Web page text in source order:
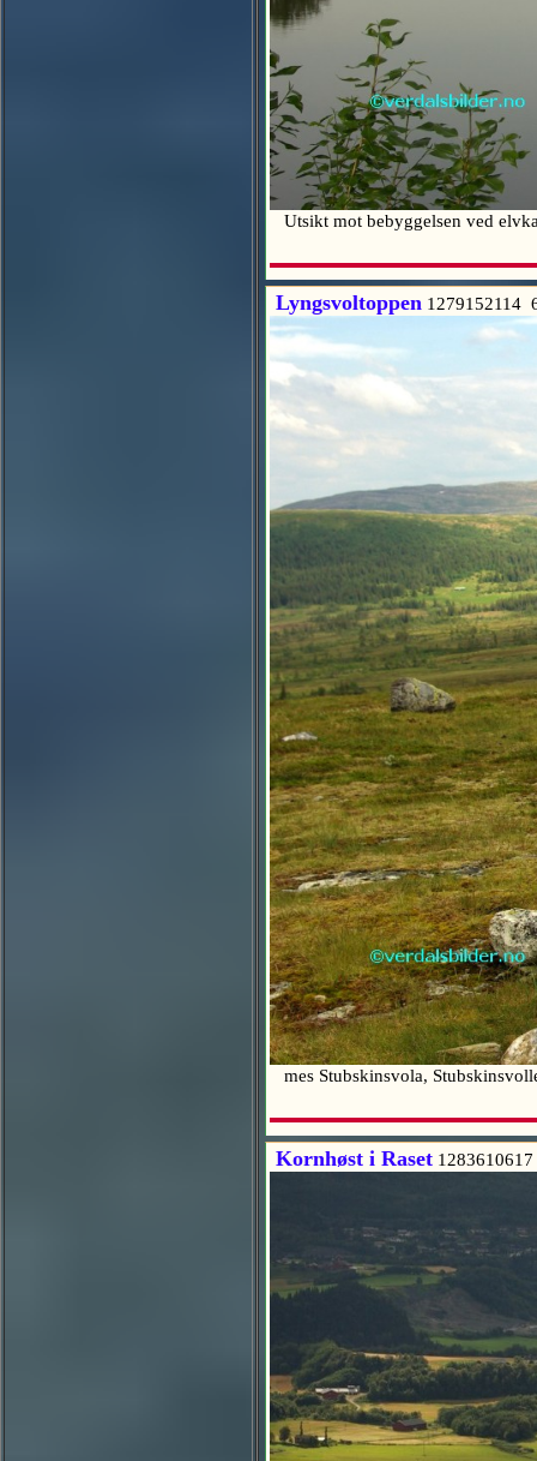
Utsikt mot bebyggelsen ved
Lyngsvoltoppen 1279152114
mes Stubskinsvola,
Kornhøst i Raset